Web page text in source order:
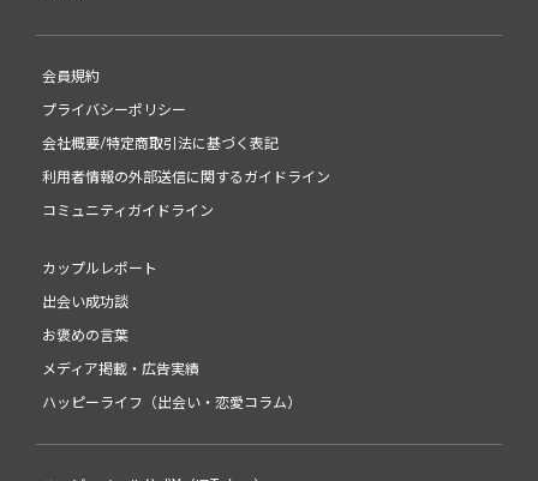
会員規約
プライバシーポリシー
会社概要/特定商取引法に基づく表記
利用者情報の外部送信に関するガイドライン
コミュニティガイドライン
カップルレポート
出会い成功談
お褒めの言葉
メディア掲載・広告実績
ハッピーライフ（出会い・恋愛コラム）